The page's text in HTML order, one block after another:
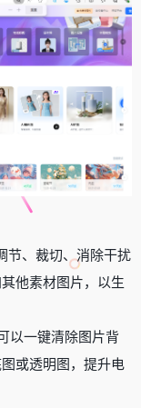
节、裁切、消除干扰
他素材图片，以生
以一键清除图片背
或透明图，提升电